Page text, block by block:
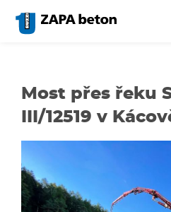
hlavnímu
Most přes řeku
III/12519 v